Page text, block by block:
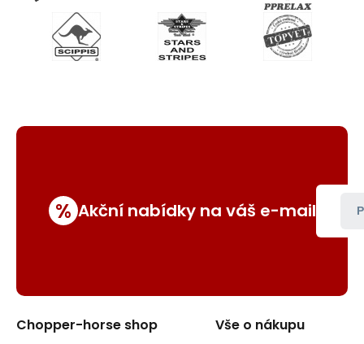
% Akční nabídky na váš e-mail
Chopper-horse shop Vše o nákupu